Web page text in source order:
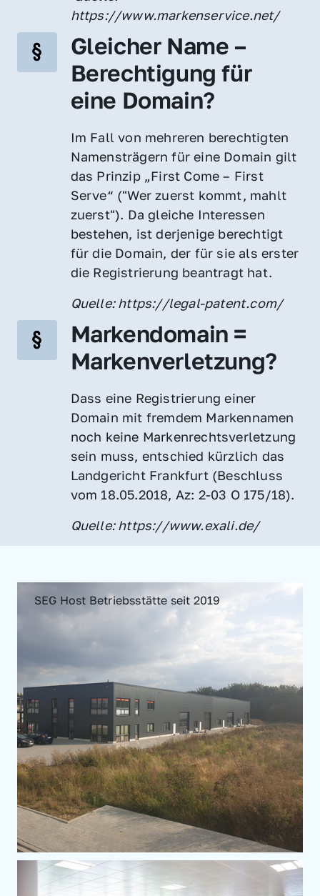
https://www.markenservice.net/
Gleicher Name –
Berechtigung für
eine Domain?
Im Fall von mehreren berechtigten
Namensträgern für eine Domain gilt
das Prinzip „First Come – First
Serve“ ("Wer zuerst kommt, mahlt
zuerst"). Da gleiche Interessen
bestehen, ist derjenige berechtigt
für die Domain, der für sie als erster
die Registrierung beantragt hat.
Quelle: https://legal-patent.com/
Markendomain =
Markenverletzung?
Dass eine Registrierung einer
Domain mit fremdem Markennamen
noch keine Markenrechtsverletzung
sein muss, entschied kürzlich das
Landgericht Frankfurt (Beschluss
vom 18.05.2018, Az: 2-03 O 175/18).
Quelle: https://www.exali.de/
SEG Host Betriebsstätte seit 2019